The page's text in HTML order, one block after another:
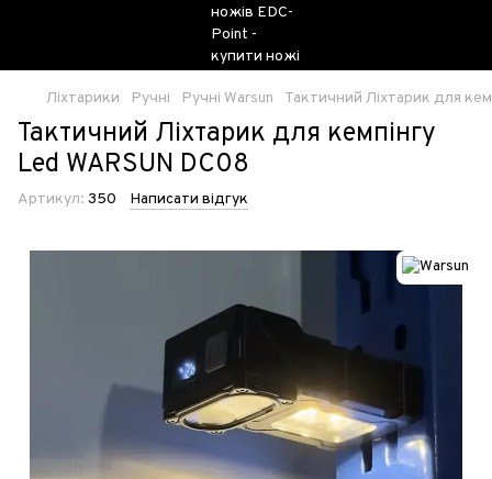
Ліхтарики Ручні Ручні Warsun Тактичний Ліхтарик для
Тактичний Ліхтарик для кемпінгу
Led WARSUN DC08
Артикул: 350 Написати відгук